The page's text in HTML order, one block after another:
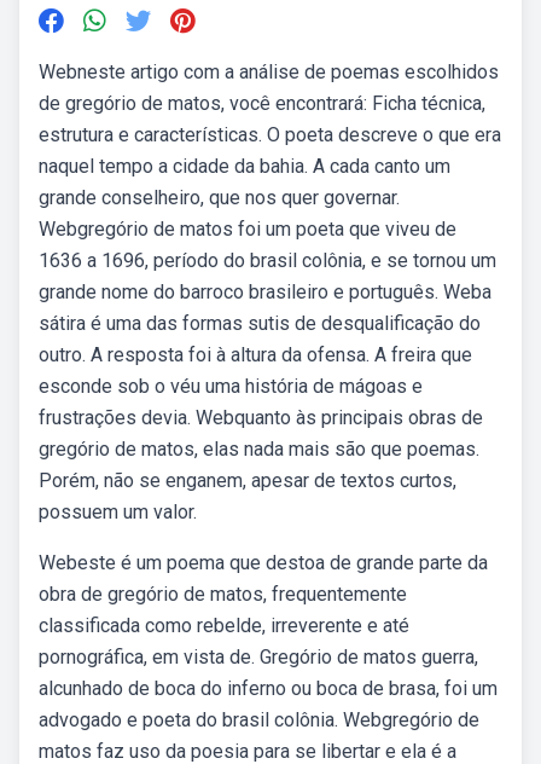
Webneste artigo com a análise de poemas escolhidos
de gregório de matos, você encontrará: Ficha técnica,
estrutura e características. O poeta descreve o que era
naquel tempo a cidade da bahia. A cada canto um
grande conselheiro, que nos quer governar.
Webgregório de matos foi um poeta que viveu de
1636 a 1696, período do brasil colônia, e se tornou um
grande nome do barroco brasileiro e português. Weba
sátira é uma das formas sutis de desqualificação do
outro. A resposta foi à altura da ofensa. A freira que
esconde sob o véu uma história de mágoas e
frustrações devia. Webquanto às principais obras de
gregório de matos, elas nada mais são que poemas.
Porém, não se enganem, apesar de textos curtos,
possuem um valor.
Webeste é um poema que destoa de grande parte da
obra de gregório de matos, frequentemente
classificada como rebelde, irreverente e até
pornográfica, em vista de. Gregório de matos guerra,
alcunhado de boca do inferno ou boca de brasa, foi um
advogado e poeta do brasil colônia. Webgregório de
matos faz uso da poesia para se libertar e ela é a